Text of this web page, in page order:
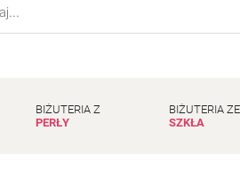
BIŻUTERIA Z
PERŁY
BIŻUTERIA ZE
SZKŁA